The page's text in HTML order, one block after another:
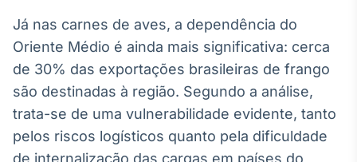
noticiosos
Soluções de
Tecnologia
Radar
Monitoramento
inteligente de
notícias e
Já nas carnes de aves, a dependência do
Oriente Médio é ainda mais significativa: cerca
de 30% das exportações brasileiras de frango
são destinadas à região. Segundo a análise,
trata-se de uma vulnerabilidade evidente, tanto
pelos riscos logísticos quanto pela dificuldade
de internalização das cargas em países do